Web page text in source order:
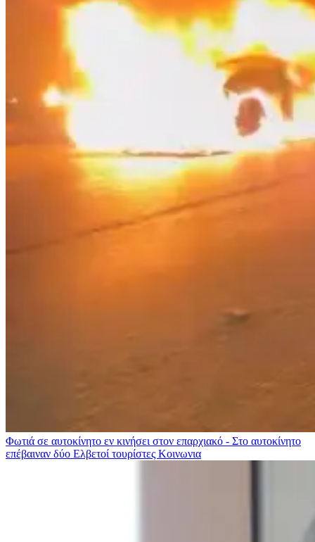
Φωτιά σε αυτοκίνητο εν κινήσει στον επαρχιακό - Στο αυτοκίνητο
επέβαιναν δύο Ελβετοί τουρίστες Κοινωνια